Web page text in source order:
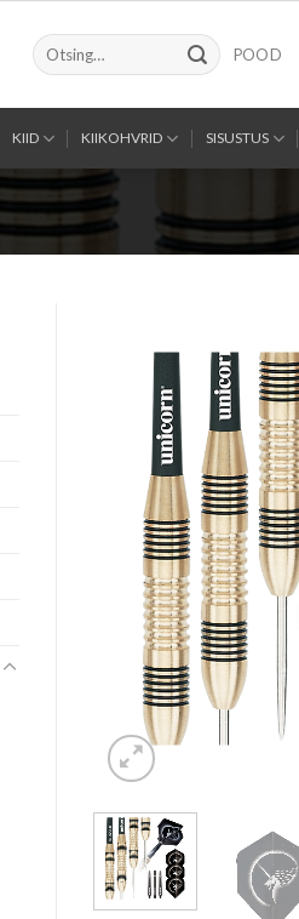
Otsi:
POOD
KIID KIIKOHVRID SISUSTUS